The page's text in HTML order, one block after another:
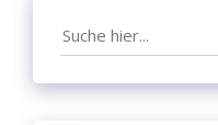
Search